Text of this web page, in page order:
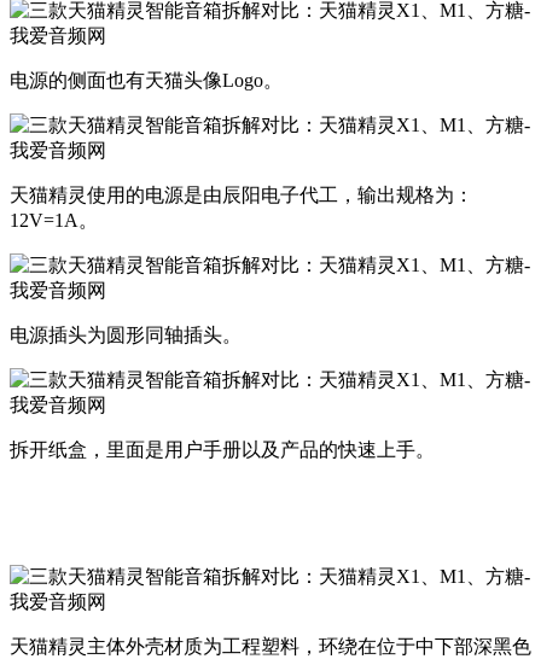
电源的侧面也有天猫头像Logo。
天猫精灵使用的电源是由辰阳电子代工，输出规格为：
12V=1A。
电源插头为圆形同轴插头。
拆开纸盒，里面是用户手册以及产品的快速上手。
天猫精灵主体外壳材质为工程塑料，环绕在位于中下部深黑色